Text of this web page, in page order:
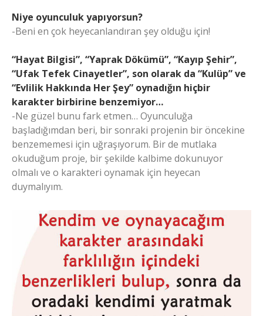
Niye oyunculuk yapıyorsun?
-Beni en çok heyecanlandıran şey olduğu için!
“Hayat Bilgisi”, “Yaprak Dökümü”, “Kayıp Şehir”,
“Ufak Tefek Cinayetler”, son olarak da “Kulüp” ve
“Evlilik Hakkında Her Şey” oynadığın hiçbir
karakter birbirine benzemiyor…
-Ne güzel bunu fark etmen… Oyunculuğa
başladığımdan beri, bir sonraki projenin bir öncekine
benzememesi için uğraşıyorum. Bir de mutlaka
okuduğum proje, bir şekilde kalbime dokunuyor
olmalı ve o karakteri oynamak için heyecan
duymalıyım.